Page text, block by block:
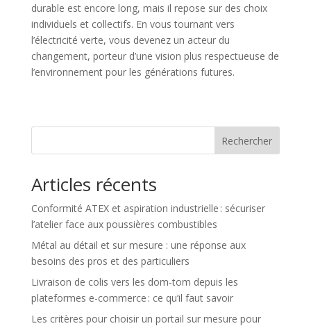
durable est encore long, mais il repose sur des choix
individuels et collectifs. En vous tournant vers
l’électricité verte, vous devenez un acteur du
changement, porteur d’une vision plus respectueuse de
l’environnement pour les générations futures.
Rechercher
Articles récents
Conformité ATEX et aspiration industrielle : sécuriser
l’atelier face aux poussières combustibles
Métal au détail et sur mesure : une réponse aux
besoins des pros et des particuliers
Livraison de colis vers les dom-tom depuis les
plateformes e-commerce : ce qu’il faut savoir
Les critères pour choisir un portail sur mesure pour